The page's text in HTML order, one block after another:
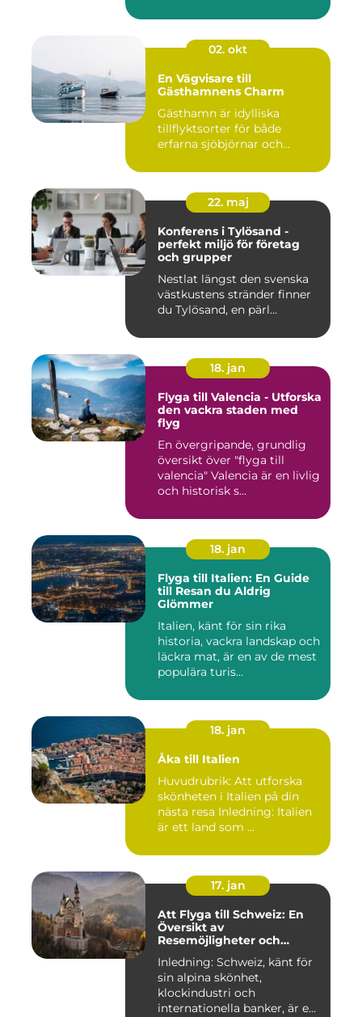
02. okt
En Vägvisare till
Gästhamnens Charm
Gästhamn är idylliska
tillflyktsorter för både
erfarna sjöbjörnar och...
22. maj
Konferens i Tylösand -
perfekt miljö för företag
och grupper
Nestlat längst den svenska
västkustens stränder finner
du Tylösand, en pärl...
18. jan
Flyga till Valencia - Utforska
den vackra staden med
flyg
En övergripande, grundlig
översikt över "flyga till
valencia" Valencia är en livlig
och historisk s...
18. jan
Flyga till Italien: En Guide
till Resan du Aldrig
Glömmer
Italien, känt för sin rika
historia, vackra landskap och
läckra mat, är en av de mest
populära turis...
18. jan
Åka till Italien
Huvudrubrik: Att utforska
skönheten i Italien på din
nästa resa Inledning: Italien
är ett land som ...
17. jan
Att Flyga till Schweiz: En
Översikt av
Resemöjligheter och
Nackdelar
Inledning: Schweiz, känt för
sin alpina skönhet,
klockindustri och
internationella banker, är en